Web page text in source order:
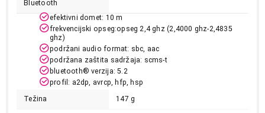
Bluetooth
efektivni domet: 10 m
frekvencijski opseg:opseg 2,4 ghz (2,4000 ghz-2,4835
ghz)
podržani audio format: sbc, aac
podržana zaštita sadržaja: scms-t
bluetooth® verzija: 5.2
profil: a2dp, avrcp, hfp, hsp
Težina
147 g
SLUŠALICE
SONY WHCH520B.CE7
Proizvod je dodat u korpu.
Ukupno u korpi:0,00